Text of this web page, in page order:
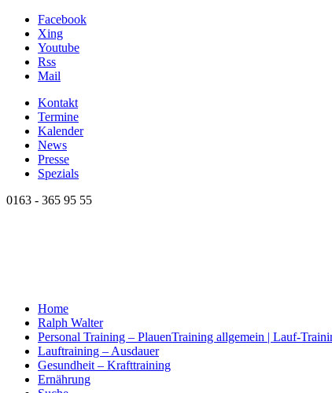
Facebook
Xing
Youtube
Rss
Mail
Kontakt
Termine
Kalender
News
Presse
Spezials
0163 - 365 95 55
Home
Ralph Walter
Personal Training – PlauenTraining allgemein | Lauf-
Lauftraining – Ausdauer
Gesundheit – Krafttraining
Ernährung